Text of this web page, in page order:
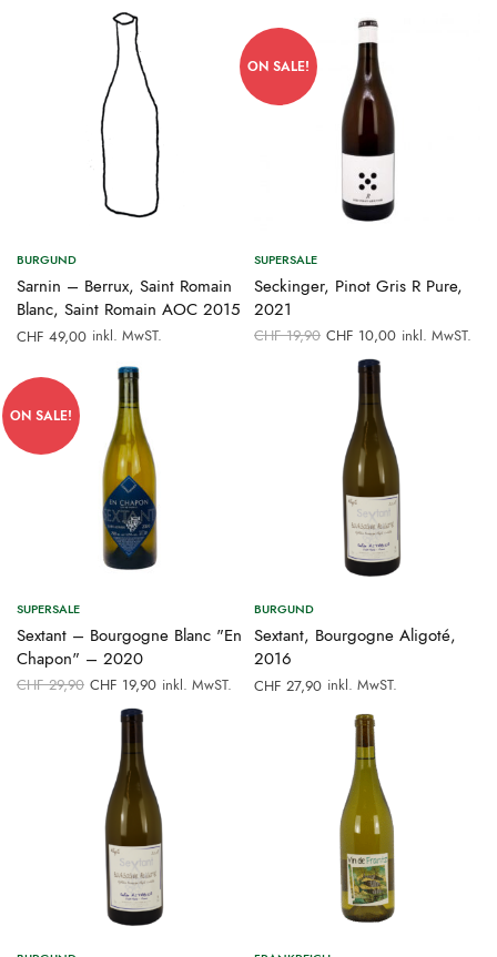
BURGUND
Sarnin – Berrux, Saint Romain
Blanc, Saint Romain AOC 2015
CHF 49,00 inkl. MwST.
ON SALE!
SUPERSALE
Seckinger, Pinot Gris R Pure,
2021
CHF19,90 Ursprünglicher
Preis war:
CHF 19,90
CHF 10,00Aktueller
inkl. MwST.
ON SALE!
SUPERSALE
Sextant – Bourgogne Blanc "En
Chapon" – 2020
CHF29,90 Ursprünglicher
Preis war:
CHF 29,90
CHF 19,90Aktueller
inkl. MwST.
BURGUND
Sextant, Bourgogne Aligoté,
2016
CHF 27,90 inkl. MwST.